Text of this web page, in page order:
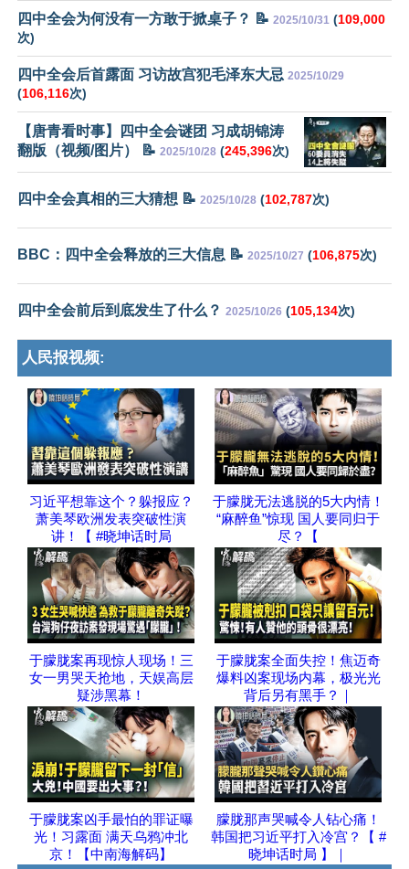
四中全会为何没有一方敢于掀桌子？ 📝 2025/10/31 (109,000
次)
四中全会后首露面 习访故宫犯毛泽东大忌 2025/10/29
(106,116次)
【唐青看时事】四中全会谜团 习成胡锦涛
翻版（视频/图片） 📝 2025/10/28 (245,396次)
四中全会真相的三大猜想 📝 2025/10/28 (102,787次)
BBC：四中全会释放的三大信息 📝 2025/10/27 (106,875次)
四中全会前后到底发生了什么？ 2025/10/26 (105,134次)
人民报视频:
习近平想靠这个？躲报应？
萧美琴欧洲发表突破性演
讲！【 #晓坤话时局
于朦胧无法逃脱的5大内情！
“麻醉鱼”惊现 国人要同归于
尽？【
于朦胧案再现惊人现场！三
女一男哭天抢地，天娱高层
疑涉黑幕！
于朦胧案全面失控！焦迈奇
爆料凶案现场内幕，极光光
背后另有黑手？｜
于朦胧案凶手最怕的罪证曝
光！习露面 满天乌鸦冲北
京！【中南海解码】
朦胧那声哭喊令人钻心痛！
韩国把习近平打入冷宫？【 #
晓坤话时局 】｜